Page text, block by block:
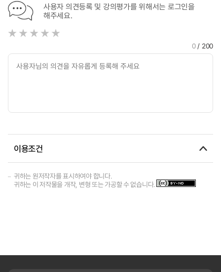
사용자 의견등록 및 강의평가를 위해서는 로그인을
해주세요.
0/ 200
이용조건
귀하는 원저작자를 표시하여야 합니다.
귀하는 이 저작물을 개작, 변형 또는 가공할 수 없습니다.